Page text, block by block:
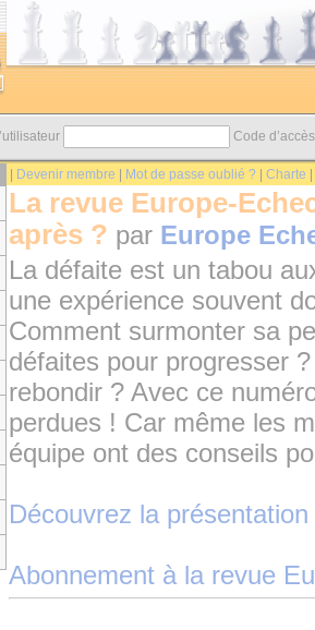
Code
Devenir membre Mot de passe oublié ? Charte
La revue Europe-
après ? par Europe
La défaite est un tabou
une expérience souvent
Comment surmonter sa
défaites pour progresser
rebondir ? Avec ce
perdues ! Car même les
équipe ont des conseils
Découvrez la
Abonnement à la revue